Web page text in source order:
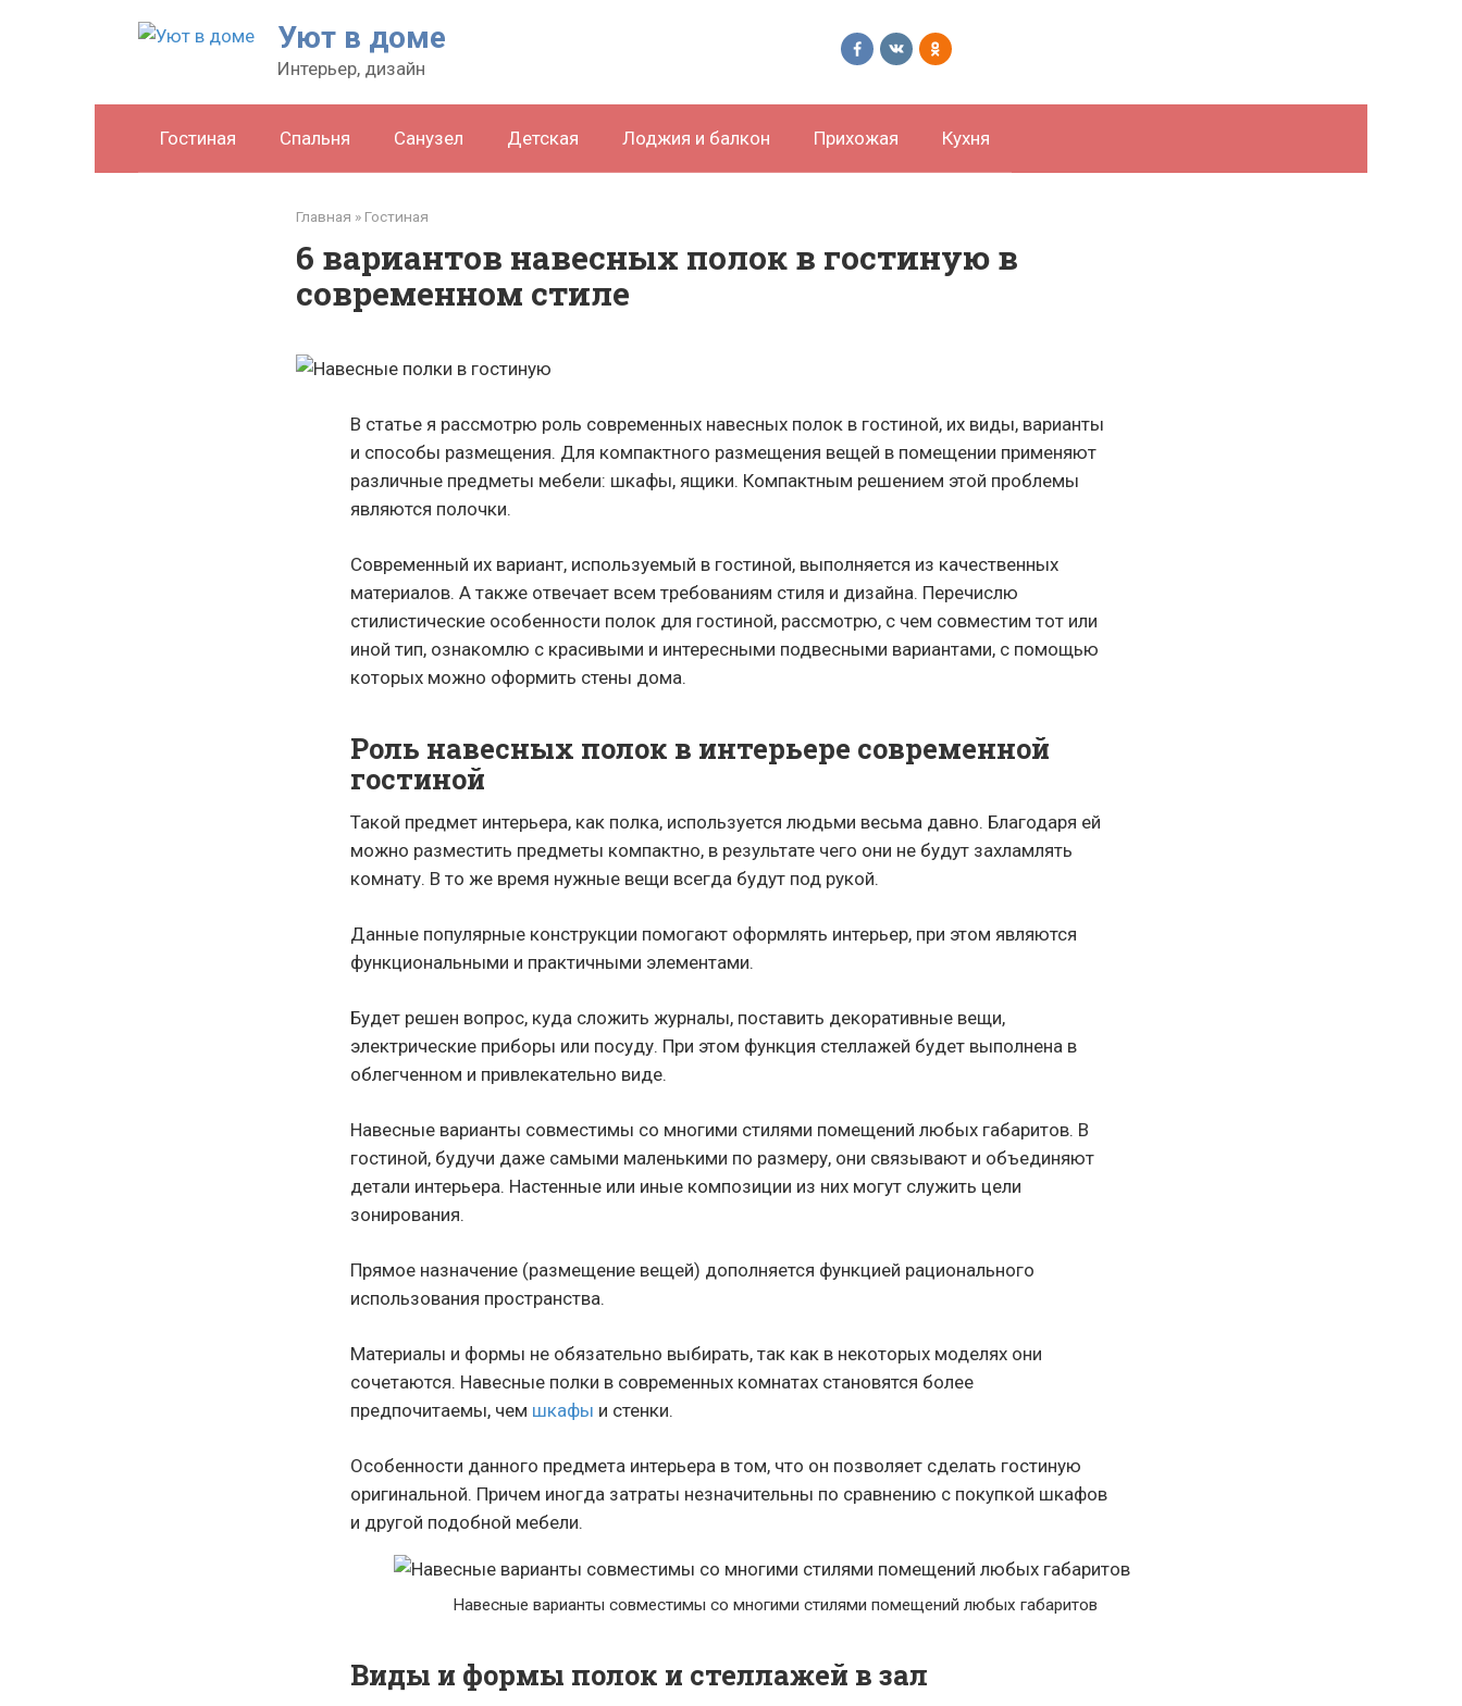
Уют в доме
Интерьер, дизайн
Гостиная Спальня Санузел Детская Лоджия и балкон Прихожая Кухня
Главная » Гостиная
6 вариантов навесных полок в гостиную в
современном стиле
В статье я рассмотрю роль современных навесных полок в гостиной, их виды, варианты
и способы размещения. Для компактного размещения вещей в помещении применяют
различные предметы мебели: шкафы, ящики. Компактным решением этой проблемы
являются полочки.
Современный их вариант, используемый в гостиной, выполняется из качественных
материалов. А также отвечает всем требованиям стиля и дизайна. Перечислю
стилистические особенности полок для гостиной, рассмотрю, с чем совместим тот или
иной тип, ознакомлю с красивыми и интересными подвесными вариантами, с помощью
которых можно оформить стены дома.
Роль навесных полок в интерьере современной
гостиной
Такой предмет интерьера, как полка, используется людьми весьма давно. Благодаря ей
можно разместить предметы компактно, в результате чего они не будут захламлять
комнату. В то же время нужные вещи всегда будут под рукой.
Данные популярные конструкции помогают оформлять интерьер, при этом являются
функциональными и практичными элементами.
Будет решен вопрос, куда сложить журналы, поставить декоративные вещи,
электрические приборы или посуду. При этом функция стеллажей будет выполнена в
облегченном и привлекательно виде.
Навесные варианты совместимы со многими стилями помещений любых габаритов. В
гостиной, будучи даже самыми маленькими по размеру, они связывают и объединяют
детали интерьера. Настенные или иные композиции из них могут служить цели
зонирования.
Прямое назначение (размещение вещей) дополняется функцией рационального
использования пространства.
Материалы и формы не обязательно выбирать, так как в некоторых моделях они
сочетаются. Навесные полки в современных комнатах становятся более
предпочитаемы, чем шкафы и стенки.
Особенности данного предмета интерьера в том, что он позволяет сделать гостиную
оригинальной. Причем иногда затраты незначительны по сравнению с покупкой шкафов
и другой подобной мебели.
Навесные варианты совместимы со многими стилями помещений любых габаритов
Виды и формы полок и стеллажей в зал